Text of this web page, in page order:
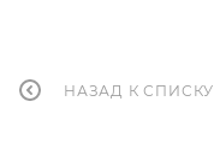
НАЗАД К СПИСКУ